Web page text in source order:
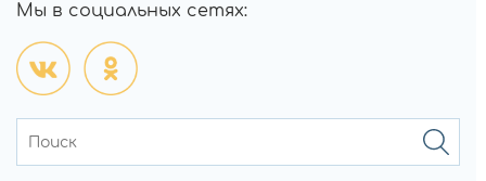
Мы в социальных сетях: